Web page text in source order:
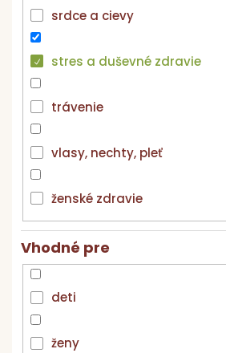
srdce a cievy
stres a duševné zdravie
trávenie
vlasy, nechty, pleť
ženské zdravie
Vhodné pre
deti
ženy